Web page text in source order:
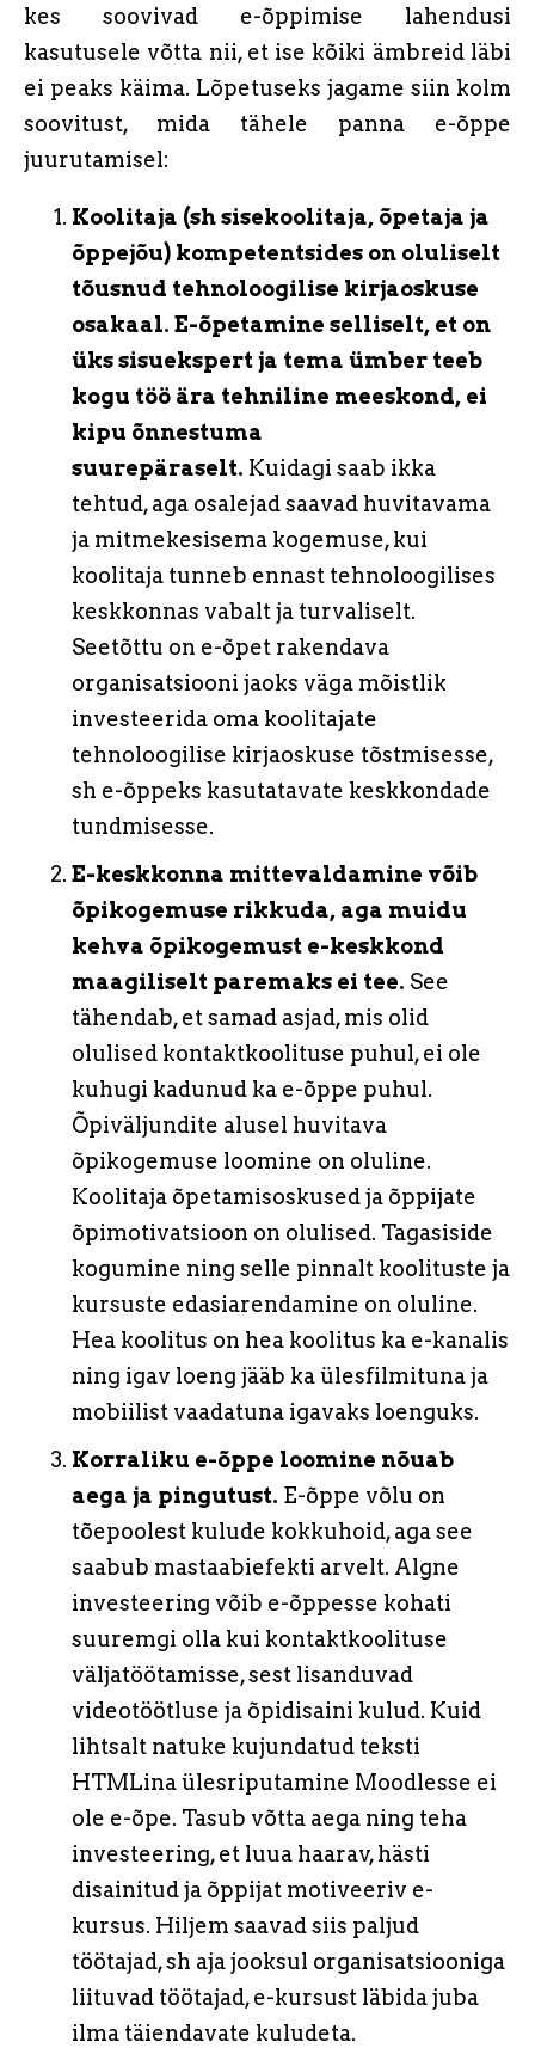
kes soovivad e-õppimise lahendusi
kasutusele võtta nii, et ise kõiki ämbreid läbi
ei peaks käima. Lõpetuseks jagame siin kolm
soovitust, mida tähele panna e-õppe
juurutamisel:
Koolitaja (sh sisekoolitaja, õpetaja ja
õppejõu) kompetentsides on oluliselt
tõusnud tehnoloogilise kirjaoskuse
osakaal. E-õpetamine selliselt, et on
üks sisuekspert ja tema ümber teeb
kogu töö ära tehniline meeskond, ei
kipu õnnestuma
suurepäraselt. Kuidagi saab ikka
tehtud, aga osalejad saavad huvitavama
ja mitmekesisema kogemuse, kui
koolitaja tunneb ennast tehnoloogilises
keskkonnas vabalt ja turvaliselt.
Seetõttu on e-õpet rakendava
organisatsiooni jaoks väga mõistlik
investeerida oma koolitajate
tehnoloogilise kirjaoskuse tõstmisesse,
sh e-õppeks kasutatavate keskkondade
tundmisesse.
E-keskkonna mittevaldamine võib
õpikogemuse rikkuda, aga muidu
kehva õpikogemust e-keskkond
maagiliselt paremaks ei tee. See
tähendab, et samad asjad, mis olid
olulised kontaktkoolituse puhul, ei ole
kuhugi kadunud ka e-õppe puhul.
Õpiväljundite alusel huvitava
õpikogemuse loomine on oluline.
Koolitaja õpetamisoskused ja õppijate
õpimotivatsioon on olulised. Tagasiside
kogumine ning selle pinnalt koolituste ja
kursuste edasiarendamine on oluline.
Hea koolitus on hea koolitus ka e-kanalis
ning igav loeng jääb ka ülesfilmituna ja
mobiilist vaadatuna igavaks loenguks.
Korraliku e-õppe loomine nõuab
aega ja pingutust. E-õppe võlu on
tõepoolest kulude kokkuhoid, aga see
saabub mastaabiefekti arvelt. Algne
investeering võib e-õppesse kohati
suuremgi olla kui kontaktkoolituse
väljatöötamisse, sest lisanduvad
videotöötluse ja õpidisaini kulud. Kuid
lihtsalt natuke kujundatud teksti
HTMLina ülesriputamine Moodlesse ei
ole e-õpe. Tasub võtta aega ning teha
investeering, et luua haarav, hästi
disainitud ja õppijat motiveeriv e-
kursus. Hiljem saavad siis paljud
töötajad, sh aja jooksul organisatsiooniga
liituvad töötajad, e-kursust läbida juba
ilma täiendavate kuludeta.